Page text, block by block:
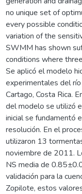
no unique set of
every possible
variation of the
SWMM has shown
conditions where
Se aplicó el modelo
experimentales del
Cartago, Costa Rica.
del modelo se utilizó
inicial se fundamentó
resolución. En el
utilizaron 13
noviembre de 2011.
NS media de
validación para la
Zopilote, estos